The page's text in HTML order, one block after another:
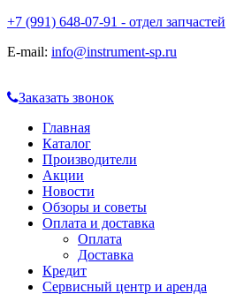
+7 (991) 648-07-91 - отдел запчастей
E-mail: info@instrument-sp.ru
Заказать звонок
Главная
Каталог
Производители
Акции
Новости
Обзоры и советы
Оплата и доставка
Оплата
Доставка
Кредит
Сервисный центр и аренда